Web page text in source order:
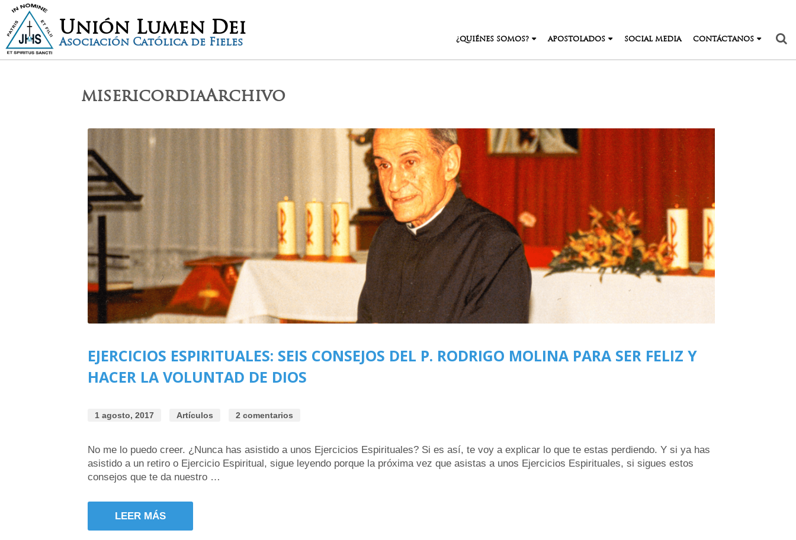
Unión Lumen Dei
Asociación Católica de Fieles ¿QUIÉNES SOMOS? APOSTOLADOS SOCIAL MEDIA CONTÁCTANOS
misericordiaArchivo
EJERCICIOS ESPIRITUALES: SEIS CONSEJOS DEL P. RODRIGO MOLINA PARA SER FELIZ Y
HACER LA VOLUNTAD DE DIOS
1 agosto, 2017 Artículos 2 comentarios
No me lo puedo creer. ¿Nunca has asistido a unos Ejercicios Espirituales? Si es así, te voy a explicar lo que te estas perdiendo. Y si ya has
asistido a un retiro o Ejercicio Espiritual, sigue leyendo porque la próxima vez que asistas a unos Ejercicios Espirituales, si sigues estos
consejos que te da nuestro …
LEER MÁS